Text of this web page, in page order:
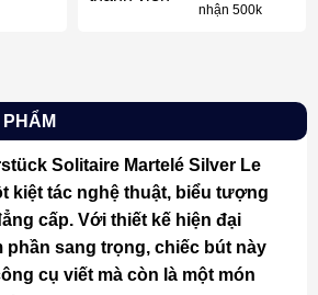
nhận 500k
Solitaire Martelé Silver Le
kiệt tác nghệ thuật, biểu tượng
cấp. Với thiết kế hiện đại
sang trọng, chiếc bút này
cụ viết mà còn là một món